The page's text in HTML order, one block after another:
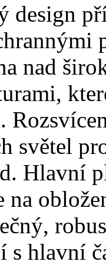
design
nad
světel
Hlavní
na
hlavní